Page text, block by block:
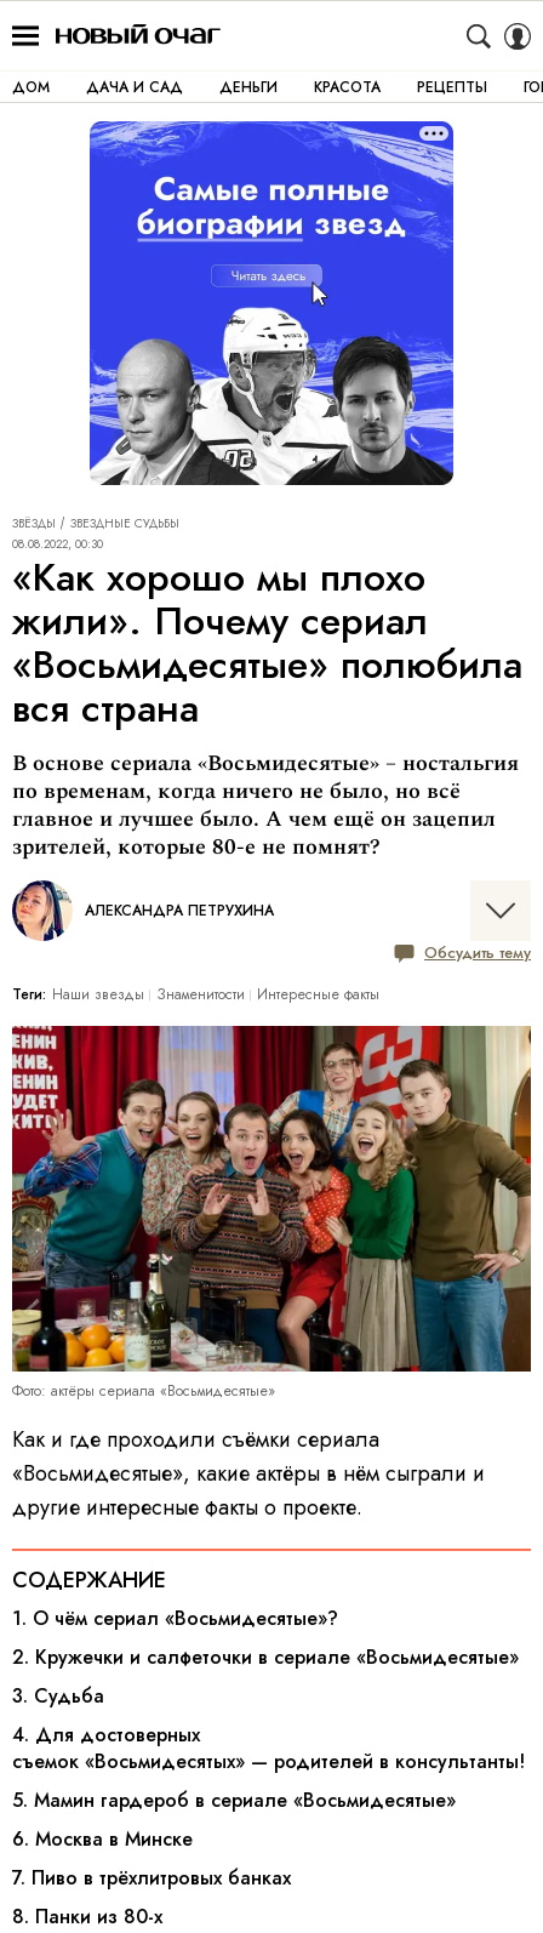
ДОМ ДАЧА И САД ДЕНЬГИ КРАСОТА РЕЦЕПТЫ
ЗВЁЗДЫ
ЗВЕЗДНЫЕ СУДЬБЫ
08.08.2022, 00:30
«Как хорошо мы плохо
жили». Почему сериал
«Восьмидесятые» полюбила
вся страна
В основе сериала «Восьмидесятые» – ностальгия
по временам, когда ничего не было, но всё
главное и лучшее было. А чем ещё он зацепил
зрителей, которые 80-е не помнят?
АЛЕКСАНДРА ПЕТРУХИНА
Обсудить тему
Теги: Наши звезды Знаменитости Интересные факты
Фото: актёры сериала «Восьмидесятые»
Как и где проходили съёмки сериала
«Восьмидесятые», какие актёры в нём сыграли и
другие интересные факты о проекте.
СОДЕРЖАНИЕ
1. О чём сериал «Восьмидесятые»?
2. Кружечки и салфеточки в сериале «Восьмидесятые»
3. Судьба
4. Для достоверных
съемок «Восьмидесятых» — родителей в консультанты!
5. Мамин гардероб в сериале «Восьмидесятые»
6. Москва в Минске
7. Пиво в трёхлитровых банках
8. Панки из 80-х